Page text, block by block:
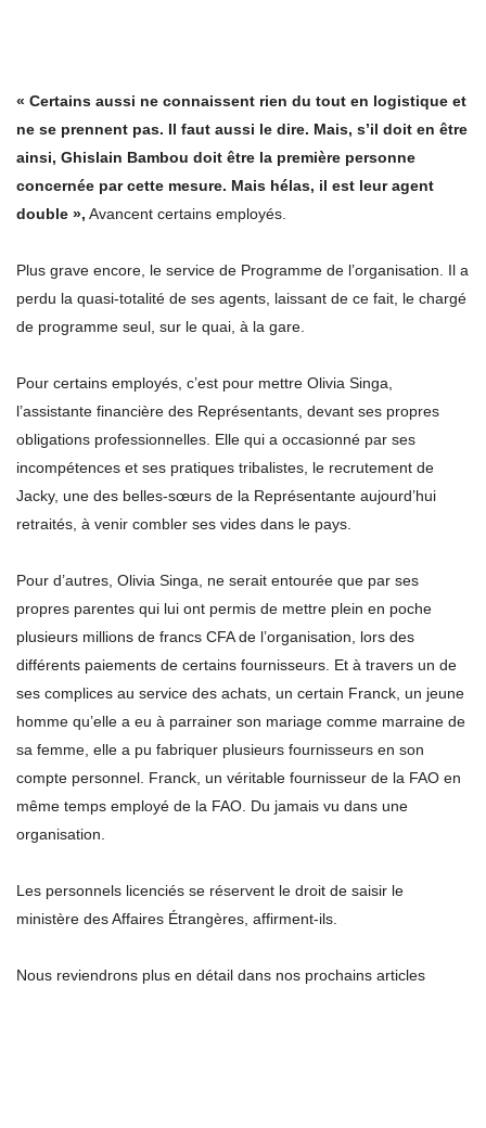
« Certains aussi ne connaissent rien du tout en logistique et
ne se prennent pas. Il faut aussi le dire. Mais, s’il doit en être
ainsi, Ghislain Bambou doit être la première personne
concernée par cette mesure. Mais hélas, il est leur agent
double », Avancent certains employés.
Plus grave encore, le service de Programme de l’organisation. Il a
perdu la quasi-totalité de ses agents, laissant de ce fait, le chargé
de programme seul, sur le quai, à la gare.
Pour certains employés, c’est pour mettre Olivia Singa,
l’assistante financière des Représentants, devant ses propres
obligations professionnelles. Elle qui a occasionné par ses
incompétences et ses pratiques tribalistes, le recrutement de
Jacky, une des belles-sœurs de la Représentante aujourd’hui
retraités, à venir combler ses vides dans le pays.
Pour d’autres, Olivia Singa, ne serait entourée que par ses
propres parentes qui lui ont permis de mettre plein en poche
plusieurs millions de francs CFA de l’organisation, lors des
différents paiements de certains fournisseurs. Et à travers un de
ses complices au service des achats, un certain Franck, un jeune
homme qu’elle a eu à parrainer son mariage comme marraine de
sa femme, elle a pu fabriquer plusieurs fournisseurs en son
compte personnel. Franck, un véritable fournisseur de la FAO en
même temps employé de la FAO. Du jamais vu dans une
organisation.
Les personnels licenciés se réservent le droit de saisir le
ministère des Affaires Étrangères, affirment-ils.
Nous reviendrons plus en détail dans nos prochains articles